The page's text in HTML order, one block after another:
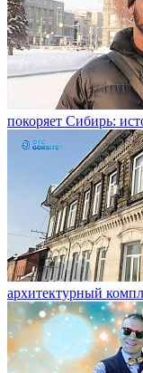
покоряет Сибирь:
архитектурный